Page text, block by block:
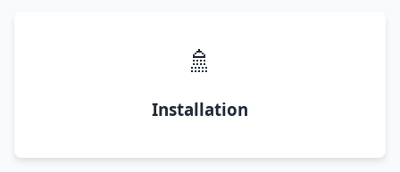
🚿
Installation